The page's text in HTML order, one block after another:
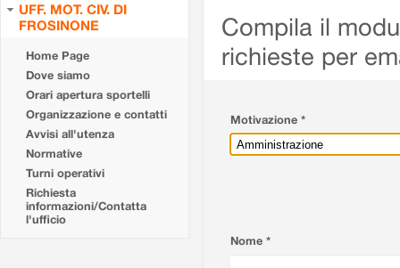
UFF. MOT. CIV. DI
FROSINONE
Home Page
Dove siamo
Orari apertura sportelli
Organizzazione e contatti
Avvisi all'utenza
Normative
Turni operativi
Richiesta
informazioni/Contatta
l'ufficio
Compila il
richieste per
Motivazione *
Nome *